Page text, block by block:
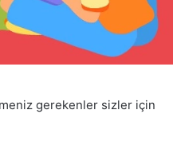
gerekenler sizler için